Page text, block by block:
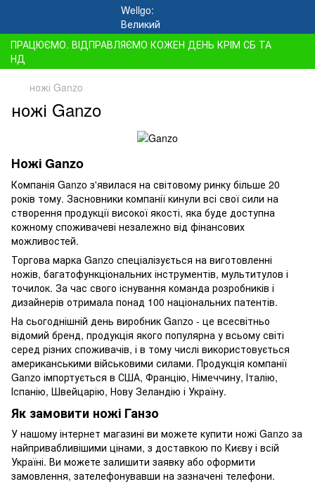
ПРАЦЮЄМО. ВІДПРАВЛЯЄМО КОЖЕН ДЕНЬ КРІМ СБ ТА
НД
ножі Ganzo
ножі Ganzo
Ножі Ganzo
Компанія Ganzo з'явилася на світовому ринку більше 20
років тому. Засновники компанії кинули всі свої сили на
створення продукції високої якості, яка буде доступна
кожному споживачеві незалежно від фінансових
можливостей.
Торгова марка Ganzo спеціалізується на виготовленні
ножів, багатофункціональних інструментів, мультитулов і
точилок. За час свого існування команда розробників і
дизайнерів отримала понад 100 національних патентів.
На сьогоднішній день виробник Ganzo - це всесвітньо
відомий бренд, продукція якого популярна у всьому світі
серед різних споживачів, і в тому числі використовується
американськими військовими силами. Продукція компанії
Ganzo імпортується в США, Францію, Німеччину, Італію,
Іспанію, Швейцарію, Нову Зеландію і Україну.
Як замовити ножі Ганзо
У нашому інтернет магазині ви можете купити ножі Ganzo за
найпривабливішими цінами, з доставкою по Києву і всій
Україні. Ви можете залишити заявку або оформити
замовлення, зателефонувавши на зазначені телефони.